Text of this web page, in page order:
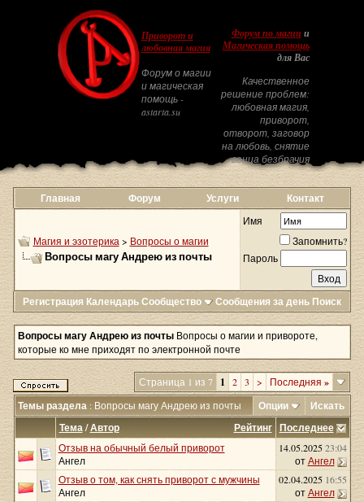
Приворот и
любовная магия
Форум о магии
и магическая
помощь -
astarta.su
Форум по магиии
Магическая помощь
для Вас
Качественное
решение проблем:
любовная магия,
приворот,
отворот, заговор
на любовь, снятие
венца безбрачия
Главная Форум Услуги Контакт
Магия и эзотерика > Вопросы о магии
Вопросы магу Андрею из почты
Имя
Запомнить?
Пароль
Регистрация КалендарьСообщество Сообщения за день Поиск
Вопросы магу Андрею из почты Вопросы о магии и привороте,
которые ко мне приходят по электронной почте
Страница 1 из 7 1 2 3 > Последняя»
Темы раздела: Вопросы магу Андрею из почты Опции
Искать
Рейтинг
Тема/Автор Последнее
Отзыв на обычный белый приворот
Ангел
14.05.202523:04
отАнгел
Отзыв о том, как снять приворот с мужчины
Ангел
02.04.2025 16:55
отАнгел